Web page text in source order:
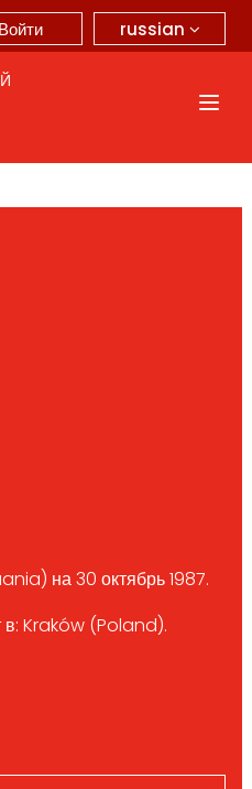
russian
Войти
на 30 октябрь 1987.
Kraków (Poland).